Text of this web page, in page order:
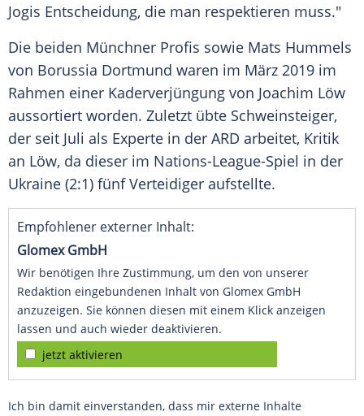
Jogis Entscheidung, die man respektieren muss."
Die beiden Münchner Profis sowie Mats Hummels
von Borussia Dortmund waren im März 2019 im
Rahmen einer Kaderverjüngung von Joachim Löw
aussortiert worden. Zuletzt übte Schweinsteiger,
der seit Juli als Experte in der ARD arbeitet, Kritik
an Löw, da dieser im Nations-League-Spiel in der
Ukraine (2:1) fünf Verteidiger aufstellte.
Empfohlener externer Inhalt:
Glomex GmbH
Wir benötigen Ihre Zustimmung, um den von unserer
Redaktion eingebundenen Inhalt von Glomex GmbH
anzuzeigen. Sie können diesen mit einem Klick anzeigen
lassen und auch wieder deaktivieren.
jetzt aktivieren
Ich bin damit einverstanden, dass mir externe Inhalte